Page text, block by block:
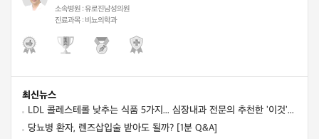
소속병원 :유로진남성의원
진료과목 : 비뇨의학과
최신뉴스
LDL 콜레스테롤 낮추는 식품 5가지... 심장내과 전문의 추천한 '이것'은?
당뇨병 환자, 렌즈삽입술 받아도 될까? [1분 Q&A]